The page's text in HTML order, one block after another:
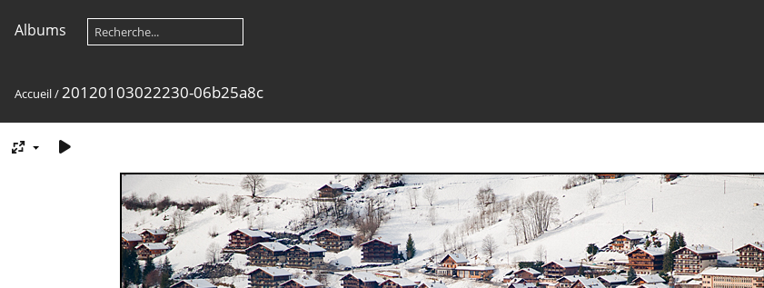
Albums
Accueil/20120103022230-06b25a8c